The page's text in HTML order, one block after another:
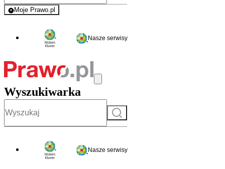
Moje Prawo.pl
- rejestracja i logowanie do serwisu
Nasze serwisy
Wyszukiwarka
Szukaj
Nasze serwisy